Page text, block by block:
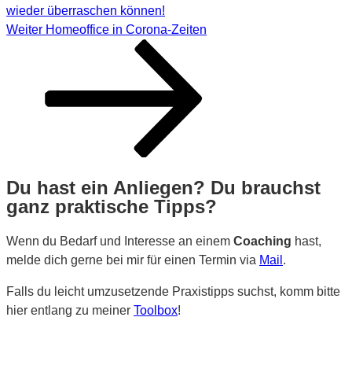
wieder überraschen können!
Nächster
Weiter Homeoffice in Corona-Zeiten
Du hast ein Anliegen? Du brauchst
ganz praktische Tipps?
Wenn du Bedarf und Interesse an einem Coaching hast,
melde dich gerne bei mir für einen Termin via Mail .
Falls du leicht umzusetzende Praxistipps suchst, komm bitte
hier entlang zu meiner Toolbox!